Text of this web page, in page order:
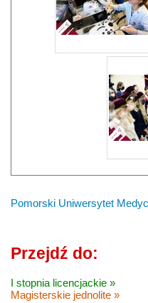
Pomorski Uniwersytet
Przejdź do:
I stopnia licencjackie »
Magisterskie jednolite »